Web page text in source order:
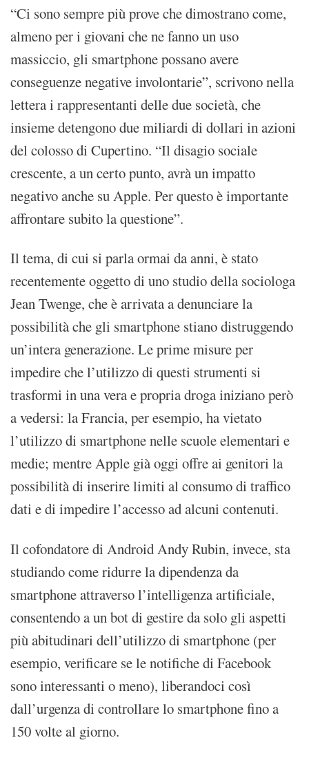
“Ci sono sempre più prove che dimostrano come,
almeno per i giovani che ne fanno un uso
massiccio, gli smartphone possano avere
conseguenze negative involontarie”, scrivono nella
lettera i rappresentanti delle due società, che
insieme detengono due miliardi di dollari in azioni
del colosso di Cupertino. “Il disagio sociale
crescente, a un certo punto, avrà un impatto
negativo anche su Apple. Per questo è importante
affrontare subito la questione”.
Il tema, di cui si parla ormai da anni, è stato
recentemente oggetto di uno studio della sociologa
Jean Twenge, che è arrivata a denunciare la
possibilità che gli smartphone stiano distruggendo
un’intera generazione. Le prime misure per
impedire che l’utilizzo di questi strumenti si
trasformi in una vera e propria droga iniziano però
a vedersi: la Francia, per esempio, ha vietato
l’utilizzo di smartphone nelle scuole elementari e
medie; mentre Apple già oggi offre ai genitori la
possibilità di inserire limiti al consumo di traffico
dati e di impedire l’accesso ad alcuni contenuti.
Il cofondatore di Android Andy Rubin, invece, sta
studiando come ridurre la dipendenza da
smartphone attraverso l’intelligenza artificiale,
consentendo a un bot di gestire da solo gli aspetti
più abitudinari dell’utilizzo di smartphone (per
esempio, verificare se le notifiche di Facebook
sono interessanti o meno), liberandoci così
dall’urgenza di controllare lo smartphone fino a
150 volte al giorno.